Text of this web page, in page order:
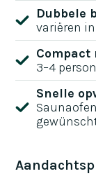
Dubbele
variëren
Compact
3–4
Snelle